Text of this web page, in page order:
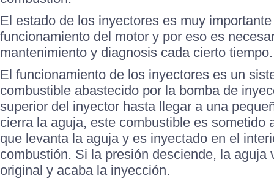
El estado de los inyectores es muy
funcionamiento del motor y por eso es
mantenimiento y diagnosis cada cierto tiempo.
El funcionamiento de los inyectores es un
combustible abastecido por la bomba de
superior del inyector hasta llegar a una
cierra la aguja, este combustible es sometido
que levanta la aguja y es inyectado en el
combustión. Si la presión desciende, la aguja
original y acaba la inyección.